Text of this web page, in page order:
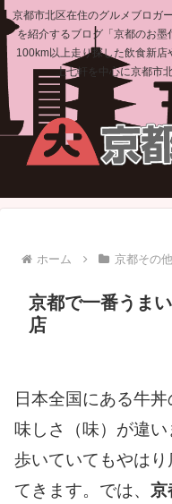
京都市北区在住のグルメブロガ
を紹介するブログ「京都のお
100km以上走り探した飲食新店
上七軒を中心に京都市
ホーム 京都その
京都で一番うま
店
日本全国にある牛
味しさ（味）が違
歩いていてもやは
てきます。では、 京